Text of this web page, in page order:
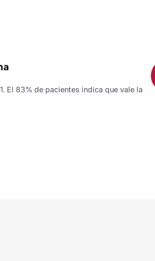
El 83% de pacientes indica que vale la